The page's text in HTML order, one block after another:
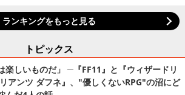
ランキングをもっと見る
トピックス
楽しいものだ」 ─『FF11』と『ウィザードリ
アンツ ダフネ』、"優しくないRPG"の沼にど